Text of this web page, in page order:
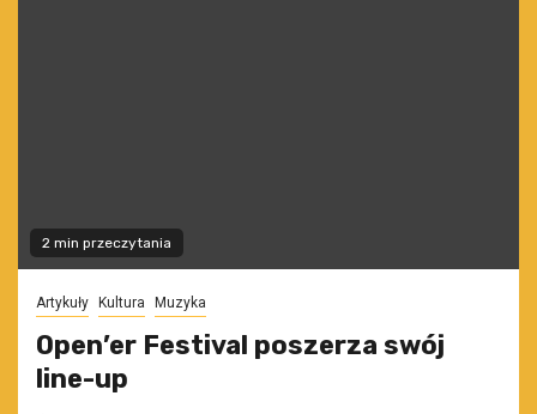
2 min przeczytania
Artykuły Kultura Muzyka
Open’er Festival poszerza swój
line-up